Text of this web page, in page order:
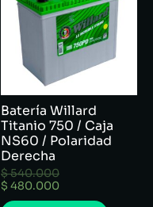
Batería Willard
Titanio 750 / Caja
NS60 / Polaridad
Derecha
$540.000
$ 480.000